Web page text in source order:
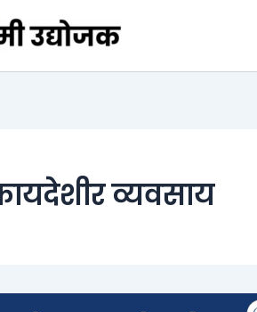
व्यवसाय